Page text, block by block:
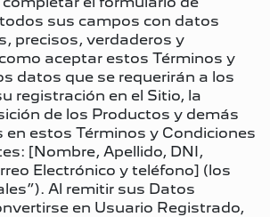
sus campos con datos
precisos, verdaderos y
aceptar estos Términos y
datos que se requerirán a los
registración en el Sitio, la
de los Productos y demás
en estos Términos y Condiciones
[Nombre, Apellido, DNI,
Electrónico y teléfono] (los
Al remitir sus Datos
en Usuario Registrado,